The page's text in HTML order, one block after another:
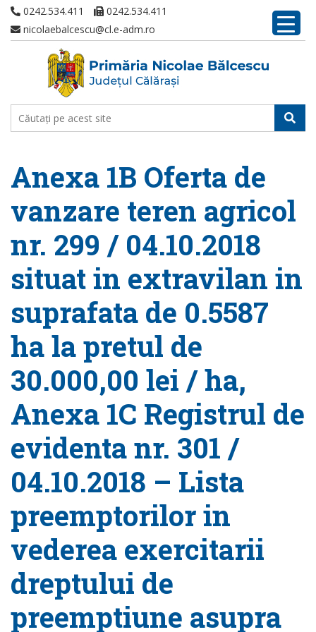
0242.534.411
0242.534.411
nicolaebalcescu@cl.e-adm.ro
Anexa 1B Oferta de
vanzare teren agricol
nr. 299 / 04.10.2018
situat in extravilan in
suprafata de 0.5587
ha la pretul de
30.000,00 lei / ha,
Anexa 1C Registrul de
evidenta nr. 301 /
04.10.2018 – Lista
preemptorilor in
vederea exercitarii
dreptului de
preemptiune asupra